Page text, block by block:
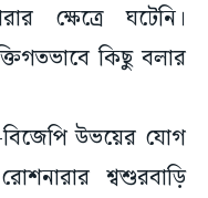
ক্ষেত্রে ঘটেনি।
কিছু বলার
বিজেপি উভয়ের যোগ
শ্বশুরবাড়ি